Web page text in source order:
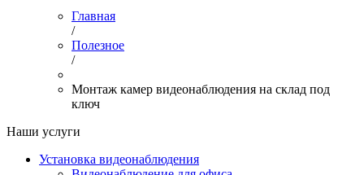
Главная
/
Полезное
/
Монтаж камер видеонаблюдения на склад под
ключ
Наши услуги
Установка видеонаблюдения